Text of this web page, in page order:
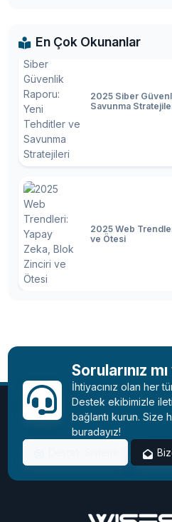
En Çok Okunanlar
2025 Siber
Savunma
2025 Web
ve Ötesi
Yenilikler ve
Instagram Açıldı!
Sorularınız
İhtiyacınız olan her
Destek ekibimizle
bağlantı kurun. Size
buradayız!